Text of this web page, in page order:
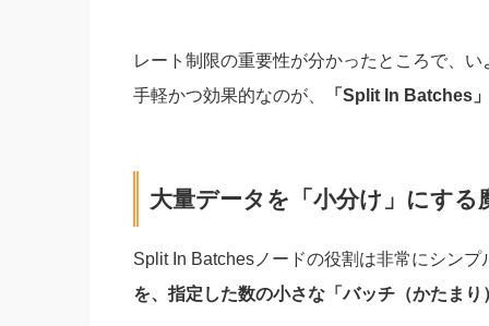
レート制限の重要性が分かったところで、
手軽かつ効果的なのが、
「Split In Batches
大量データを「小分け」にする
Split In Batchesノードの役割は非常にシン
を、指定した数の小さな「バッチ（かたまり